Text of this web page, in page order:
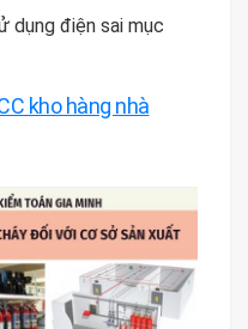
dụng điện sai mục
kho hàng nhà